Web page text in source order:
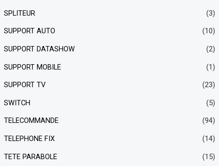
SPLITEUR (3)
SUPPORT AUTO (10)
SUPPORT DATASHOW (2)
SUPPORT MOBILE (1)
SUPPORT TV (23)
SWITCH (5)
TELECOMMANDE (94)
TELEPHONE FIX (14)
TETE PARABOLE (15)